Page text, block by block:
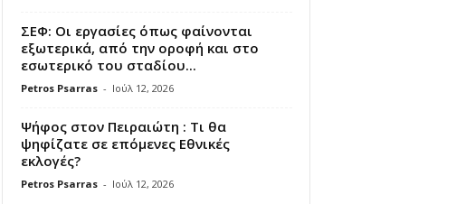
ΣΕΦ: Οι εργασίες όπως φαίνονται
εξωτερικά, από την οροφή και στο
εσωτερικό του σταδίου...
Petros Psarras - Ιούλ 12, 2026
Ψήφος στον Πειραιώτη : Τι θα
ψηφίζατε σε επόμενες Εθνικές
εκλογές?
Petros Psarras - Ιούλ 12, 2026